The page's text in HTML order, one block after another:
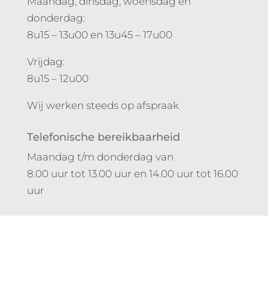
donderdag:
8u15 – 13u00 en 13u45 – 17u00
Vrijdag:
8u15 – 12u00
Wij werken steeds op afspraak
Telefonische bereikbaarheid
Maandag t/m donderdag van
8.00 uur tot 13.00 uur en 14.00 uur tot 16.00
uur